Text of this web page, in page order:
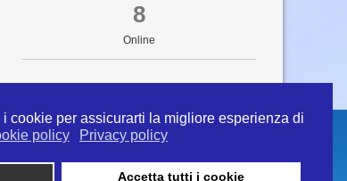
cookie per assicurarti la migliore esperienza di
policy Privacy policy
Accetta tutti i cookie
8
Online